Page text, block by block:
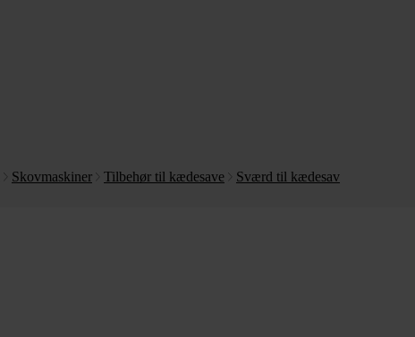
Skovmaskiner Tilbehør til kædesave
Sværd til kædesav